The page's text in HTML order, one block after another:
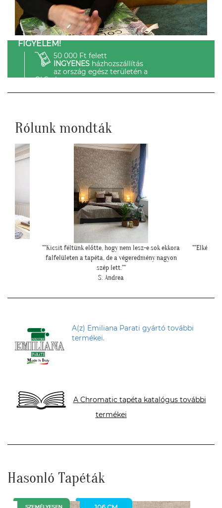
FIGYELEM!
50 000 Ft felett
INGYENESházhozszállítás
az ország egész területén a
GLS-el.
Rólunk mondták
""Elkészült a szoba, nagyon szépen lett. Köszönjük""
E. Réka
"Ilyen
A(z) Emiliana Parati gyártó további
termékei.
A Chromatic tapéta katalógus további
termékei
Hasonló Tapéták